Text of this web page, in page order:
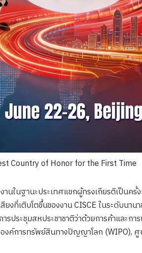
Country of Honor for the First Time
านในฐานะประเทศแขกผู้ทรงเกียรติเป็นค
ยงที่เติบโตขึ้นของงาน CISCE ในระดับน
ประชุมสหประชาชาติว่าด้วยการค้าและก
งค์การทรัพย์สินทางปัญญาโลก (WIPO),